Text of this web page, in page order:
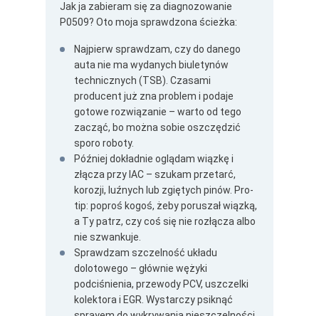
Jak ja zabieram się za diagnozowanie
P0509? Oto moja sprawdzona ścieżka:
Najpierw sprawdzam, czy do danego
auta nie ma wydanych biuletynów
technicznych (TSB). Czasami
producent już zna problem i podaje
gotowe rozwiązanie – warto od tego
zacząć, bo można sobie oszczędzić
sporo roboty.
Później dokładnie oglądam wiązkę i
złącza przy IAC – szukam przetarć,
korozji, luźnych lub zgiętych pinów. Pro-
tip: poproś kogoś, żeby poruszał wiązką,
a Ty patrz, czy coś się nie rozłącza albo
nie szwankuje.
Sprawdzam szczelność układu
dolotowego – głównie wężyki
podciśnienia, przewody PCV, uszczelki
kolektora i EGR. Wystarczy psiknąć